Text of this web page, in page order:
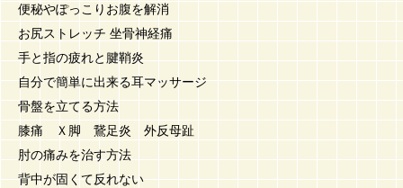
便秘やぽっこりお腹を解消
お尻ストレッチ 坐骨神経痛
手と指の疲れと腱鞘炎
自分で簡単に出来る耳マッサージ
骨盤を立てる方法
膝痛 Ｘ脚 鵞足炎 外反母趾
肘の痛みを治す方法
背中が固くて反れない